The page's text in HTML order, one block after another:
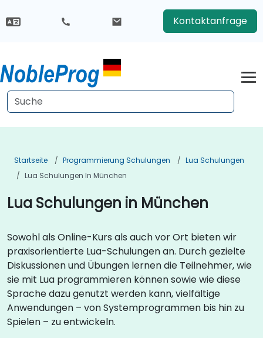
Kontaktanfrage
Startseite Programmierung Schulungen
Lua Schulungen
Lua Schulungen In München
Lua Schulungen in München
Sowohl als Online-Kurs als auch vor Ort bieten wir
praxisorientierte Lua-Schulungen an. Durch gezielte
Diskussionen und Übungen lernen die Teilnehmer, wie
sie mit Lua programmieren können sowie wie diese
Sprache dazu genutzt werden kann, vielfältige
Anwendungen – von Systemprogrammen bis hin zu
Spielen – zu entwickeln.